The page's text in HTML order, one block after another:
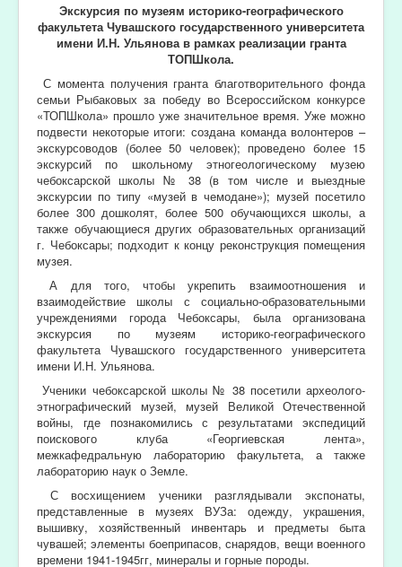
Экскурсия по музеям историко-географического
факультета Чувашского государственного университета
имени И.Н. Ульянова в рамках реализации гранта
ТОПШкола.
С момента получения гранта благотворительного фонда
семьи Рыбаковых за победу во Всероссийском конкурсе
«ТОПШкола» прошло уже значительное время. Уже можно
подвести некоторые итоги: создана команда волонтеров –
экскурсоводов (более 50 человек); проведено более 15
экскурсий по школьному этногеологическому музею
чебоксарской школы № 38 (в том числе и выездные
экскурсии по типу «музей в чемодане»); музей посетило
более 300 дошколят, более 500 обучающихся школы, а
также обучающиеся других образовательных организаций
г. Чебоксары; подходит к концу реконструкция помещения
музея.
А для того, чтобы укрепить взаимоотношения и
взаимодействие школы с социально-образовательными
учреждениями города Чебоксары, была организована
экскурсия по музеям историко-географического
факультета Чувашского государственного университета
имени И.Н. Ульянова.
Ученики чебоксарской школы № 38 посетили археолого-
этнографический музей, музей Великой Отечественной
войны, где познакомились с результатами экспедиций
поискового клуба «Георгиевская лента»,
межкафедральную лабораторию факультета, а также
лабораторию наук о Земле.
С восхищением ученики разглядывали экспонаты,
представленные в музеях ВУЗа: одежду, украшения,
вышивку, хозяйственный инвентарь и предметы быта
чувашей; элементы боеприпасов, снарядов, вещи военного
времени 1941-1945гг, минералы и горные породы.